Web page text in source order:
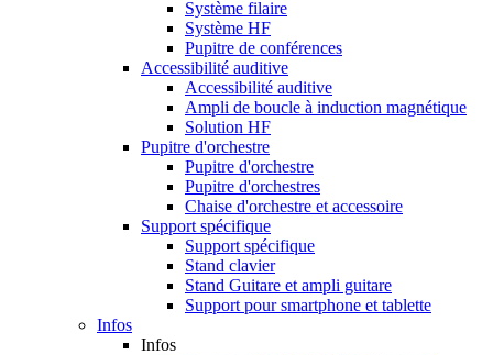
Système filaire
Système HF
Pupitre de conférences
Accessibilité auditive
Accessibilité auditive
Ampli de boucle à induction magnétique
Solution HF
Pupitre d'orchestre
Pupitre d'orchestre
Pupitre d'orchestres
Chaise d'orchestre et accessoire
Support spécifique
Support spécifique
Stand clavier
Stand Guitare et ampli guitare
Support pour smartphone et tablette
Infos
Infos